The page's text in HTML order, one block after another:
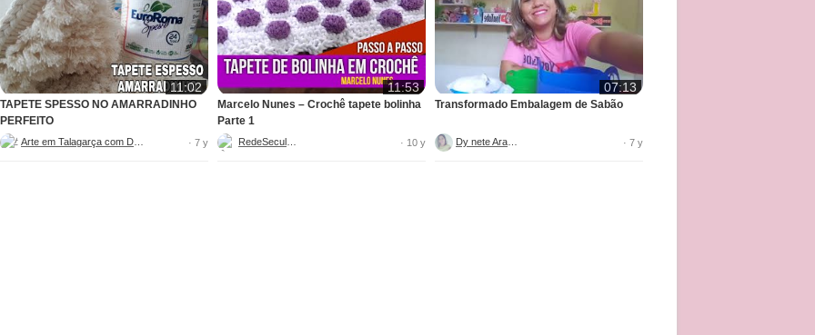
11:02
TAPETE SPESSO NO AMARRADINHO
PERFEITO
· 7 y
11:53
Marcelo Nunes – Crochê tapete bolinha
Parte 1
· 10 y
07:13
Transformado Embalagem de Sabão
· 7 y